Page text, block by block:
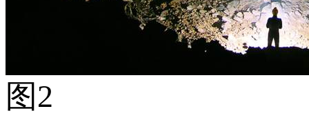
图2